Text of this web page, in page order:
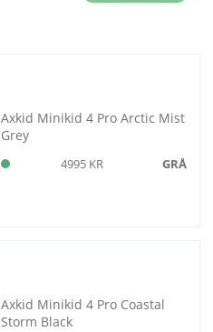
Axkid Minikid 4 Pro Arctic Mist
Grey
4995 KR GRÅ
Axkid Minikid 4 Pro Coastal
Storm Black